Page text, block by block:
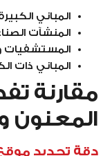
المباني
المنشآت
المستشفيات
المباني ذات
مقارنة
المعنون
دقة تحديد